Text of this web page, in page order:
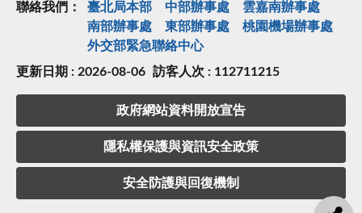
聯絡我們： 臺北局本部 中部辦事處
雲嘉南辦事處
南部辦事處
東部辦事處
桃園機場辦事處
外交部緊急聯絡中⼼
更新日期 : 2026-08-06 訪客人次 : 112711215
政府網站資料開放宣告
隱私權保護與資訊安全政策
安全防護與回復機制